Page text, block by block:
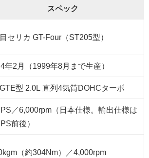
スペック
セリカ GT-Four（ST205型）
年2月（1999年8月まで生産）
型 2.0L 直列4気筒DOHCターボ
／6,000rpm（日本仕様。輸出仕様は
前後）
（約304Nm）／4,000rpm